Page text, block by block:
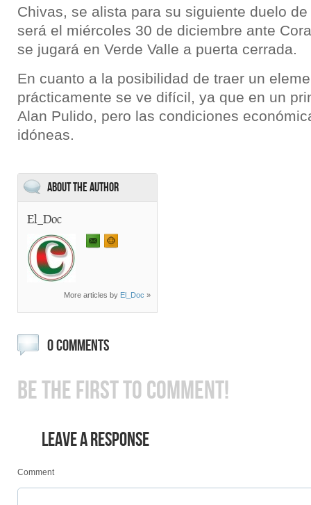
Chivas, se alista para su siguiente duelo
será el miércoles 30 de diciembre ante
se jugará en Verde Valle a puerta cerrada.
En cuanto a la posibilidad de traer un
prácticamente se ve difícil, ya que en un
Alan Pulido, pero las condiciones
idóneas.
About the Author
El_Doc
More articles by El_Doc »
0 COMMENTS
BE THE FIRST TO COMMENT!
LEAVE A RESPONSE
Comment